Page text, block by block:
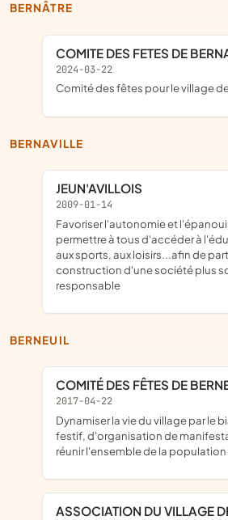
BERNÂTRE
COMITE DES FETES DE
2024-03-22
comité des fêtes pour le village
BERNAVILLE
JEUN'AVILLOIS
2009-01-14
favoriser l'autonomie et l'épanouissement des jeunes,
permettre à tous d'accéder à
aux sports, aux loisirs...afin de
construction d'une société plus
responsable
BERNEUIL
COMITÉ DES FÊTES DE
2017-04-22
dynamiser la vie du village par le biais d'événement
festif, d'organisation de
réunir l'ensemble de la
ASSOCIATION DU VILLAGE